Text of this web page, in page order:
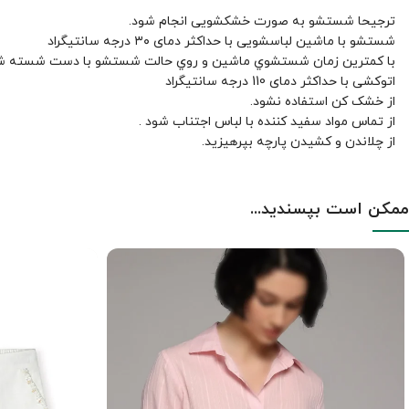
ترجیحا شستشو به صورت خشکشویی انجام شود.
شستشو با ماشین لباسشویی با حداکثر دمای ۳۰ درجه سانتیگراد
با کمترين زمان شستشوي ماشين و روي حالت شستشو با دست شسته
اتوکشی با حداکثر دمای 110 درجه سانتیگراد
از خشک کن استفاده نشود.
از تماس مواد سفید کننده با لباس اجتناب شود .
از چلاندن و کشيدن پارچه بپرهيزيد.
ممکن است بپسندید...